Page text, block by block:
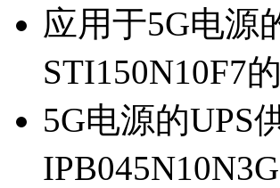
应用于5G电源
STI150N10F7
5G电源的UPS